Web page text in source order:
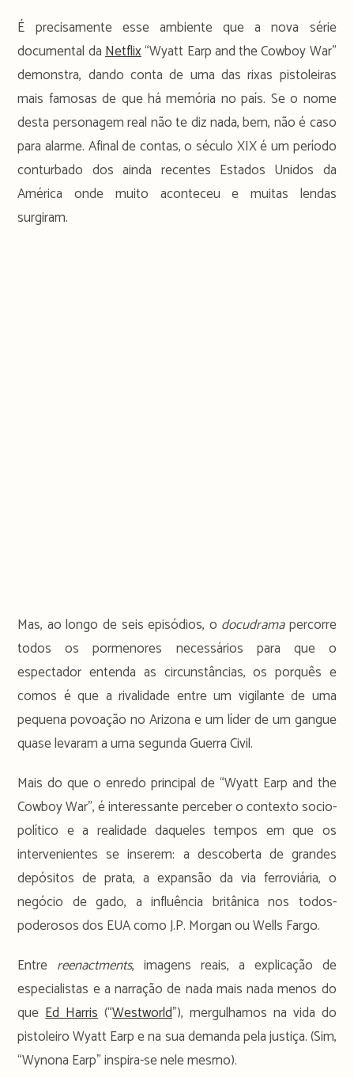
É precisamente esse ambiente que a nova série
documental daNetflix“Wyatt Earp and the Cowboy War”
demonstra, dando conta de uma das rixas pistoleiras
mais famosas de que há memória no país. Se o nome
desta personagem real não te diz nada, bem, não é caso
para alarme. Afinal de contas, o século XIX é um período
conturbado dos ainda recentes Estados Unidos da
América onde muito aconteceu e muitas lendas
surgiram.
Mas, ao longo de seis episódios, o docudramapercorre
todos os pormenores necessários para que o
espectador entenda as circunstâncias, os porquês e
comos é que a rivalidade entre um vigilante de uma
pequena povoação no Arizona e um líder de um gangue
quase levaram a uma segunda Guerra Civil.
Mais do que o enredo principal de “Wyatt Earp and the
Cowboy War”, é interessante perceber o contexto socio-
político e a realidade daqueles tempos em que os
intervenientes se inserem: a descoberta de grandes
depósitos de prata, a expansão da via ferroviária, o
negócio de gado, a influência britânica nos todos-
poderosos dos EUA como J.P. Morgan ou Wells Fargo.
Entre reenactments, imagens reais, a explicação de
especialistas e a narração de nada mais nada menos do
queEd Harris(“Westworld”), mergulhamos na vida do
pistoleiro Wyatt Earp e na sua demanda pela justiça. (Sim,
“Wynona Earp” inspira-se nele mesmo).